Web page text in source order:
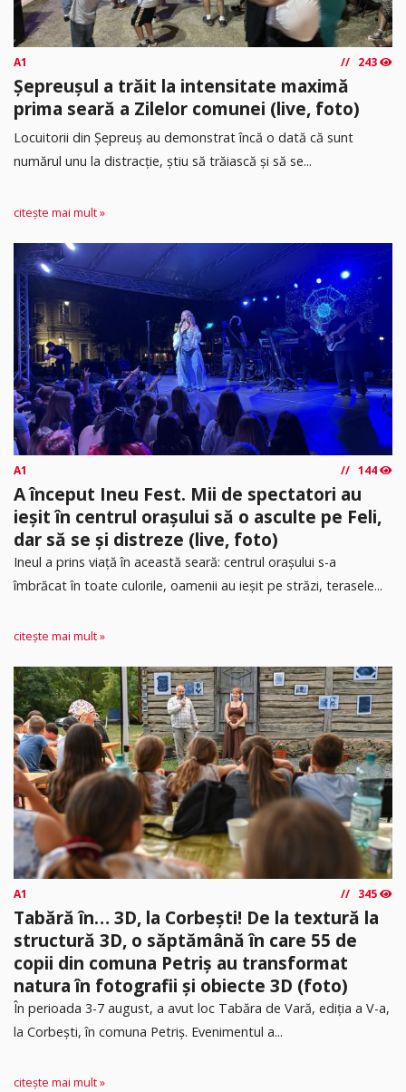
A1 243
Șepreușul a trăit la intensitate maximă
prima seară a Zilelor comunei (live, foto)
Locuitorii din Șepreuș au demonstrat încă o dată că sunt
numărul unu la distracție, știu să trăiască și să se...
citește mai mult »
A1 144
A început Ineu Fest. Mii de spectatori au
ieșit în centrul orașului să o asculte pe Feli,
dar să se și distreze (live, foto)
Ineul a prins viață în această seară: centrul orașului s-a
îmbrăcat în toate culorile, oamenii au ieșit pe străzi, terasele...
citește mai mult »
A1 345
Tabără în… 3D, la Corbești! De la textură la
structură 3D, o săptămână în care 55 de
copii din comuna Petriș au transformat
natura în fotografii și obiecte 3D (foto)
În perioada 3-7 august, a avut loc Tabăra de Vară, ediția a V-a,
la Corbești, în comuna Petriș. Evenimentul a...
citește mai mult »